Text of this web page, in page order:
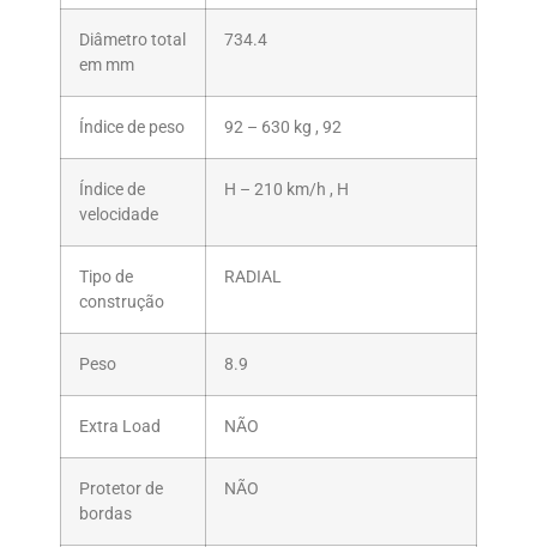
Diâmetro total
em mm
734.4
Índice de peso 92 – 630 kg , 92
Índice de
velocidade
H – 210 km/h , H
Tipo de
construção
RADIAL
Peso 8.9
Extra Load NÃO
Protetor de
bordas
NÃO